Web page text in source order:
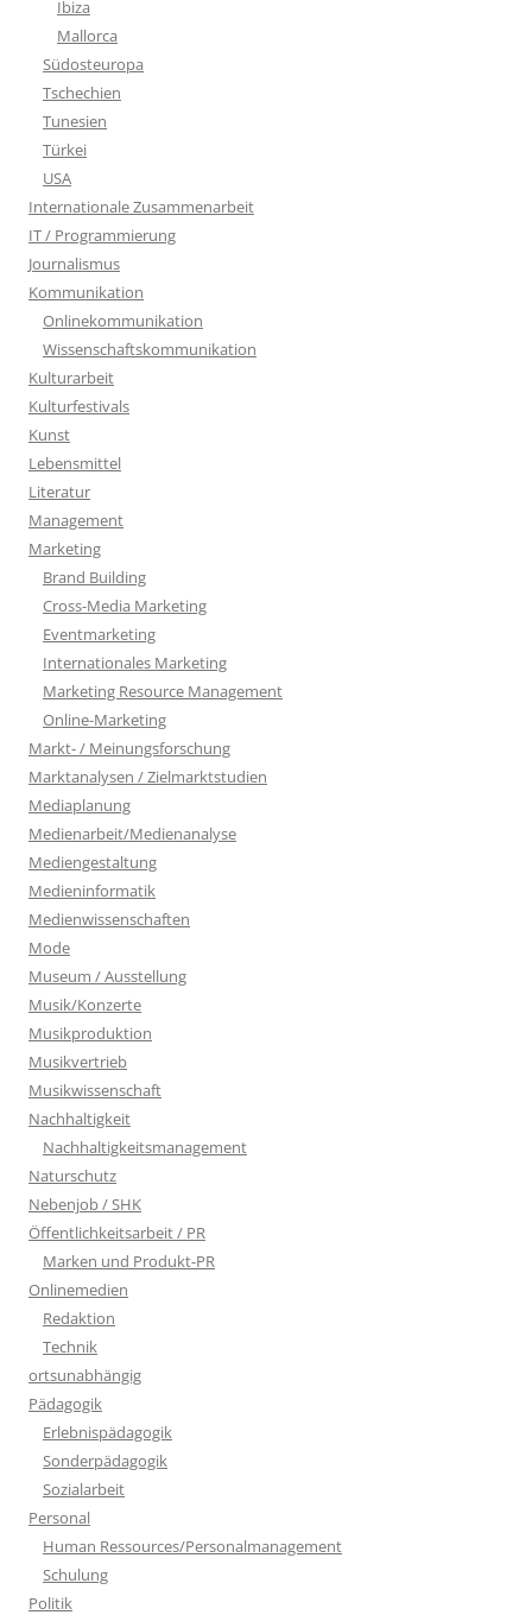
Ibiza
Mallorca
Südosteuropa
Tschechien
Tunesien
Türkei
USA
Internationale Zusammenarbeit
IT / Programmierung
Journalismus
Kommunikation
Onlinekommunikation
Wissenschaftskommunikation
Kulturarbeit
Kulturfestivals
Kunst
Lebensmittel
Literatur
Management
Marketing
Brand Building
Cross-Media Marketing
Eventmarketing
Internationales Marketing
Marketing Resource Management
Online-Marketing
Markt- / Meinungsforschung
Marktanalysen / Zielmarktstudien
Mediaplanung
Medienarbeit/Medienanalyse
Mediengestaltung
Medieninformatik
Medienwissenschaften
Mode
Museum / Ausstellung
Musik/Konzerte
Musikproduktion
Musikvertrieb
Musikwissenschaft
Nachhaltigkeit
Nachhaltigkeitsmanagement
Naturschutz
Nebenjob / SHK
Öffentlichkeitsarbeit / PR
Marken und Produkt-PR
Onlinemedien
Redaktion
Technik
ortsunabhängig
Pädagogik
Erlebnispädagogik
Sonderpädagogik
Sozialarbeit
Personal
Human Ressources/Personalmanagement
Schulung
Politik